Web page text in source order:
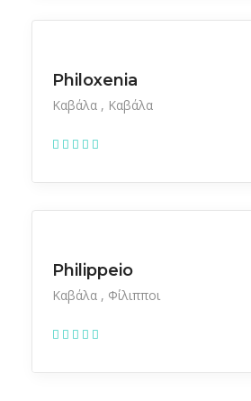
Philoxenia
Καβάλα Καβάλα
Philippeio
Καβάλα Φίλιπποι